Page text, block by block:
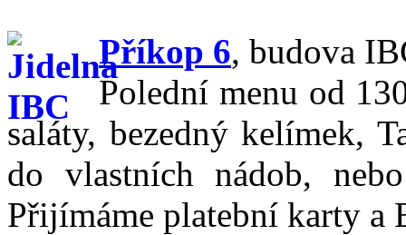
Příkop 6, budova
Polední menu od
saláty, bezedný kelímek,
do vlastních nádob,
Přijímáme platební karty a